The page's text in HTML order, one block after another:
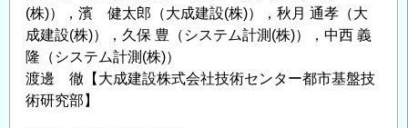
(株)），濱 健太郎（大成建設(株)），秋月 通孝（大
成建設(株)），久保 豊（システム計測(株)），中西 義
隆（システム計測(株)）
渡邊 徹【大成建設株式会社技術センター都市基盤技
術研究部】